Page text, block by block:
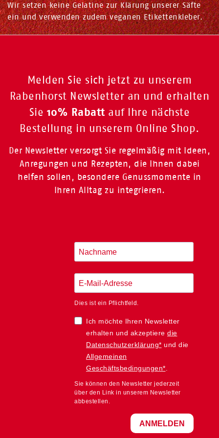
Wir setzen keine Gelatine zur Klärung unserer Säfte
ein und verwenden zudem veganen Etikettenkleber.
Melden Sie sich jetzt zu unserem
Rabenhorst Newsletter an und erhalten
Sie 10% Rabattauf Ihre nächste
Bestellung in unserem Online Shop.
Der Newsletter versorgt Sie regelmäßig mit Ideen,
Anregungen und Rezepten, die Ihnen dabei
helfen sollen, besondere Genussmomente in
Ihren Alltag zu integrieren.
Dies ist ein Pflichtfeld.
Ich möchte Ihren Newsletter
erhalten und akzeptiere die
Datenschutzerklärung* und die
Allgemeinen
Geschäftsbedingungen*.
Sie können den Newsletter jederzeit
über den Link in unserem Newsletter
abbestellen.
ANMELDEN